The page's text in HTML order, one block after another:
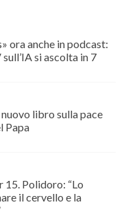
ora anche in podcast:
si ascolta in 7
libro sulla pace
Papa
15. Polidoro: “Lo
il cervello e la